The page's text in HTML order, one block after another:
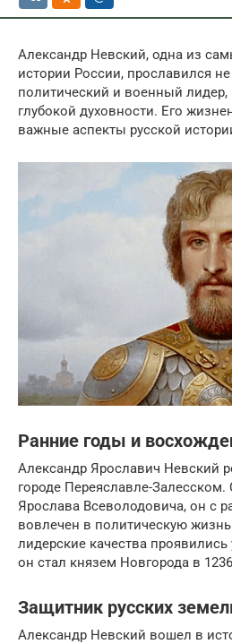
Александр Невский, одна из
истории России, прославился
политический и военный лидер,
глубокой духовности. Его
важные аспекты русской
Ранние годы и
Александр Ярославич Невский
городе Переяславле-
Ярослава Всеволодовича, он с
вовлечен в политическую
лидерские качества
он стал князем Новгорода в
Защитник русских
Александр Невский вошел в